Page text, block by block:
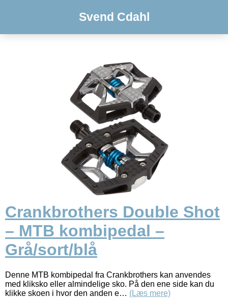
Svend Cdahl
Crankbrothers Double Shot
– MTB kombipedal –
Grå/sort/blå
Denne MTB kombipedal fra Crankbrothers kan anvendes
med kliksko eller almindelige sko. På den ene side kan du
klikke skoen i hvor den anden e… (Læs mere)